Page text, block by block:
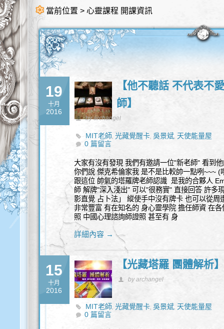
當前位置 > 心靈課程 開課資訊
19
十月
2016
【他不聽話 不代表不
師】
by archangel
MIT老師,光藏覺醒卡,吳景斌, 天使能量屋
0 篇留言
大家有沒有發現 我們有邀請一位"新老師" 看到
你們說 傑克希倫家我 是不是比較帥一點咧~~~
跟這位 帥氣的塔羅牌老師認識 是我的合夥人
師 解牌"深入淺出" 可以"很務實" 直接回答 許多
影直覺 占卜法」 縱使手中沒有牌卡 也可以從
非常豐富 有在知名的 身心靈學院 擔任師資 在
照 中國心理諮詢師證照 甚至有 身
詳細內容 →
15
十月
2016
【光藏塔羅 團體解析
by archangel
MIT老師,光藏覺醒卡,吳景斌, 天使能量屋
0 篇留言